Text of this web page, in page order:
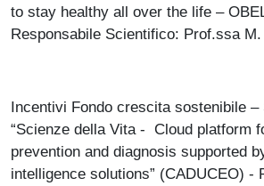
to stay healthy all over the life –
Responsabile Scientifico: Prof.ssa
Incentivi Fondo crescita sostenibile
“Scienze della Vita - Cloud platform
prevention and diagnosis supported
intelligence solutions” (CADUCEO) -